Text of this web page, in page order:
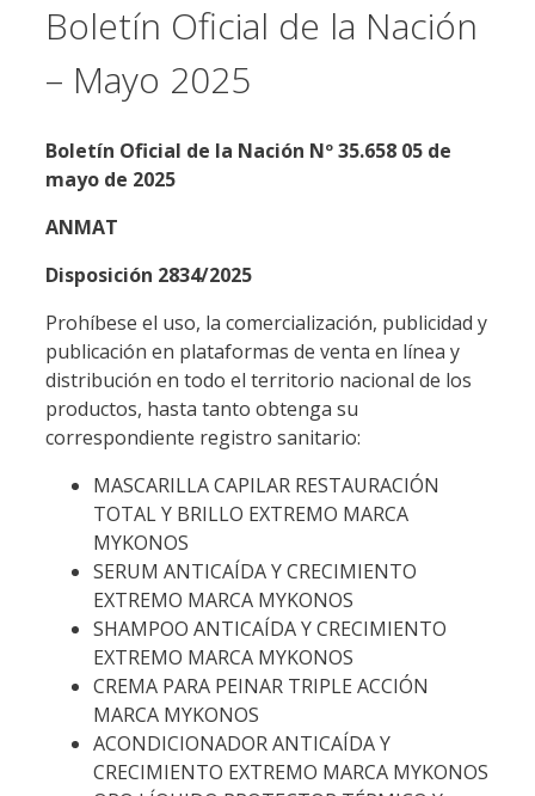
Boletín Oficial de la Nación
– Mayo 2025
Boletín Oficial de la Nación Nº 35.658 05 de
mayo de 2025
ANMAT
Disposición 2834/2025
Prohíbese el uso, la comercialización, publicidad y
publicación en plataformas de venta en línea y
distribución en todo el territorio nacional de los
productos, hasta tanto obtenga su
correspondiente registro sanitario:
MASCARILLA CAPILAR RESTAURACIÓN
TOTAL Y BRILLO EXTREMO MARCA
MYKONOS
SERUM ANTICAÍDA Y CRECIMIENTO
EXTREMO MARCA MYKONOS
SHAMPOO ANTICAÍDA Y CRECIMIENTO
EXTREMO MARCA MYKONOS
CREMA PARA PEINAR TRIPLE ACCIÓN
MARCA MYKONOS
ACONDICIONADOR ANTICAÍDA Y
CRECIMIENTO EXTREMO MARCA MYKONOS